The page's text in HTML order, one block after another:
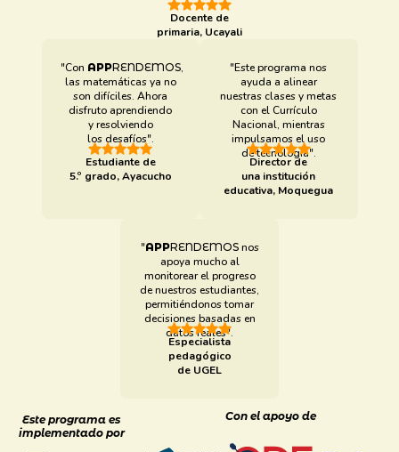
Docente de
primaria, Ucayali
"Con APPRENDEMOS,
las matemáticas ya no
son difíciles. Ahora
disfruto aprendiendo
y resolviendo
los desafíos".
Estudiante de
5.º grado, Ayacucho
"Este programa nos
ayuda a alinear
nuestras clases y metas
con el Currículo
Nacional, mientras
impulsamos el uso
de tecnología".
Director de
una institución
educativa, Moquegua
"APPRENDEMOSnos
apoya mucho al
monitorear el progreso
de nuestros estudiantes,
permitiéndonos tomar
decisiones basadas en
datos reales".
Especialista
pedagógico
de UGEL
Este programa es
implementado por
Con el apoyo de